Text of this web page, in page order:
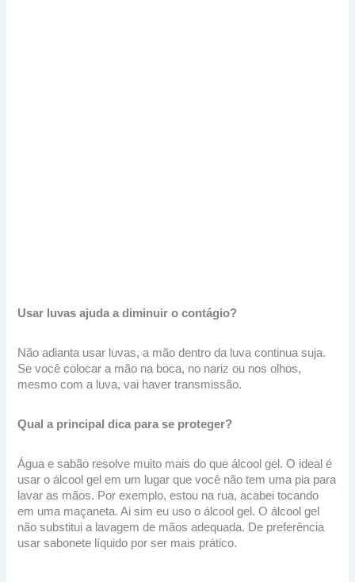
Usar luvas ajuda a diminuir o contágio?
Não adianta usar luvas, a mão dentro da luva continua suja.
Se você colocar a mão na boca, no nariz ou nos olhos,
mesmo com a luva, vai haver transmissão.
Qual a principal dica para se proteger?
Água e sabão resolve muito mais do que álcool gel. O ideal é
usar o álcool gel em um lugar que você não tem uma pia para
lavar as mãos. Por exemplo, estou na rua, acabei tocando
em uma maçaneta. Ai sim eu uso o álcool gel. O álcool gel
não substitui a lavagem de mãos adequada. De preferência
usar sabonete líquido por ser mais prático.